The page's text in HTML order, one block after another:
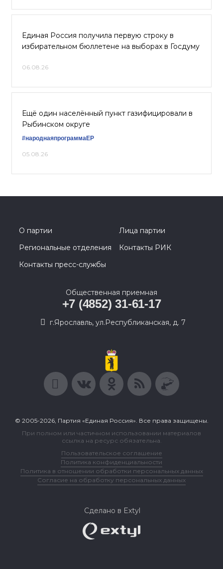
Единая Россия получила первую строку в
избирательном бюллетене на выборах в Госдуму
06.08.26
Ещё один населённый пункт газифицировали в
Рыбинском округе
#народнаяпрограммаЕР
05.08.26
О партии
Лица партии
Региональные отделения
Контакты РИК
Контакты пресс-службы
Общественная приемная
+7 (4852) 31-61-17
г.Ярославль, ул.Республиканская, д. 7
© 2005-2026, Партия «Единая Россия». Все права защищены.
При полном или частичном использовании материалов
ссылка на ресурс обязательна.
Пользовательское соглашение
Политика конфиденциальности
Политика в отношении обработки персональных данных
Согласие на обработку персональных данных
Сделано в Extyl